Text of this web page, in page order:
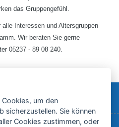
das Gruppengefühl.
alle Interessen und Altersgruppen
Wir beraten Sie gerne
05237 - 89 08 240.
um den
sicherzustellen. Sie können
Cookies zustimmen, oder